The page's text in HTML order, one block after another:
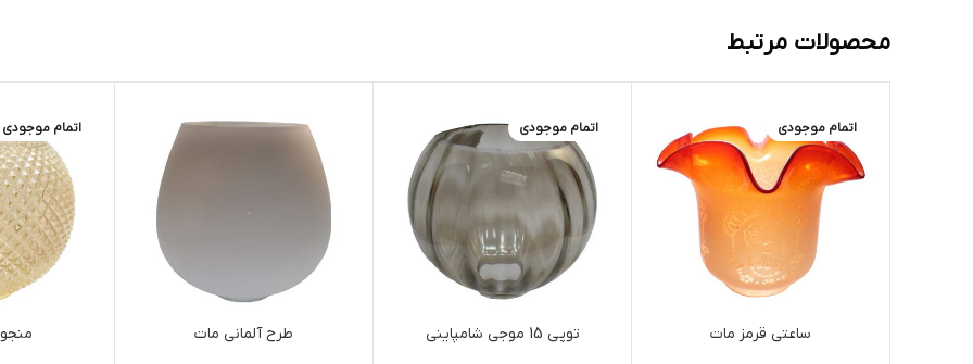
محصولات مرتبط
اتمام موجودی
ساعتی قرمز مات
اتمام موجودی
توپی 15 موجی شامپاینی طرح آلمانی مات
اتمام موجودی